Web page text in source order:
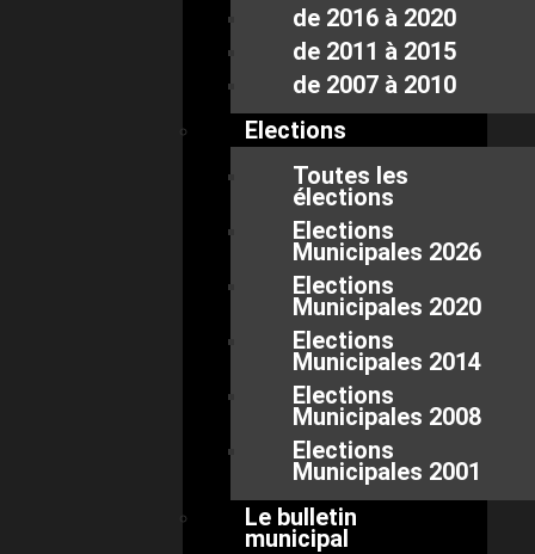
de 2016 à 2020
de 2011 à 2015
de 2007 à 2010
Elections
Toutes les
élections
Elections
Municipales 2026
Elections
Municipales 2020
Elections
Municipales 2014
Elections
Municipales 2008
Elections
Municipales 2001
Le bulletin
municipal